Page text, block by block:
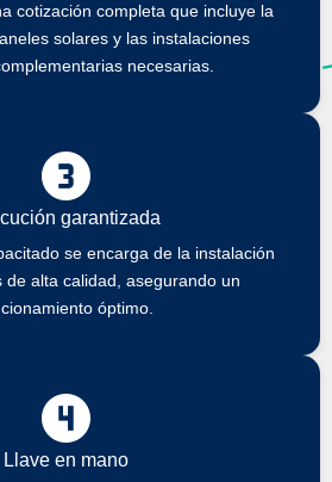
cotización completa que incluye la
solares y las instalaciones
necesarias.
garantizada
se encarga de la instalación
de alta calidad, asegurando un
óptimo.
Llave en mano